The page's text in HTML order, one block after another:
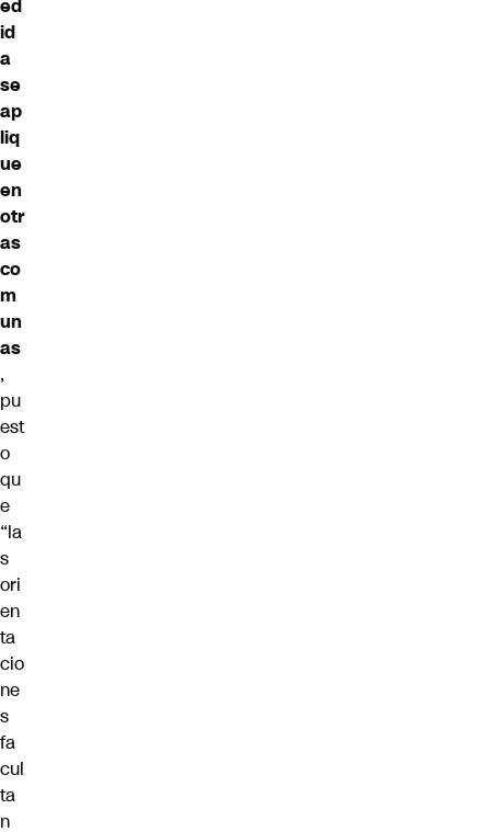
ed
id
a
se
ap
liq
ue
en
otr
as
co
m
un
as
,
pu
est
o
qu
e
“la
s
ori
en
ta
cio
ne
s
fa
cul
ta
n